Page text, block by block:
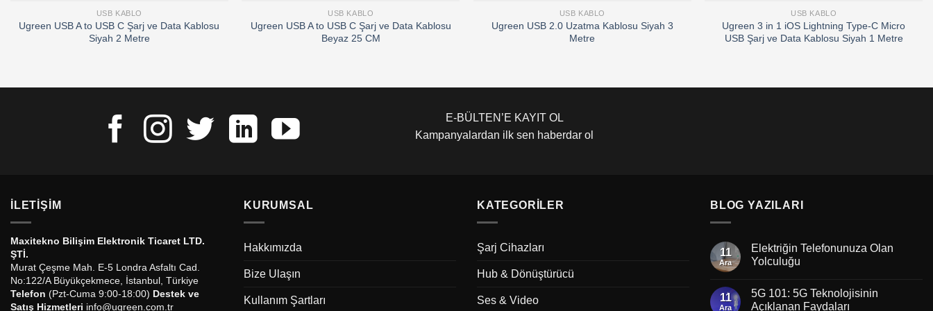
USB KABLO
Ugreen USB A to USB C Şarj ve Data Kablosu
Siyah 2 Metre
USB KABLO
Ugreen USB A to USB C Şarj ve Data Kablosu
Beyaz 25 CM
USB KABLO
Ugreen USB 2.0 Uzatma Kablosu Siyah 3
Metre
USB KABLO
Ugreen 3 in 1 iOS Lightning Type-C Micro
USB Şarj ve Data Kablosu Siyah 1 Metre
E-BÜLTEN’E KAYIT OL
Kampanyalardan ilk sen haberdar ol
İLETIŞIM
Maxitekno Bilişim Elektronik Ticaret LTD.
ŞTİ.
Murat Çeşme Mah. E-5 Londra Asfaltı Cad.
No:122/A Büyükçekmece, İstanbul, Türkiye
Telefon (Pzt-Cuma 9:00-18:00) Destek ve
Satış Hizmetleri info@ugreen.com.tr
KURUMSAL
Hakkımızda
Bize Ulaşın
Kullanım Şartları
KATEGORILER
Şarj Cihazları
Hub & Dönüştürücü
Ses & Video
BLOG YAZILARI
11
Ara
Elektriğin Telefonunuza Olan
Yolculuğu
11
Ara
5G 101: 5G Teknolojisinin
Açıklanan Faydaları